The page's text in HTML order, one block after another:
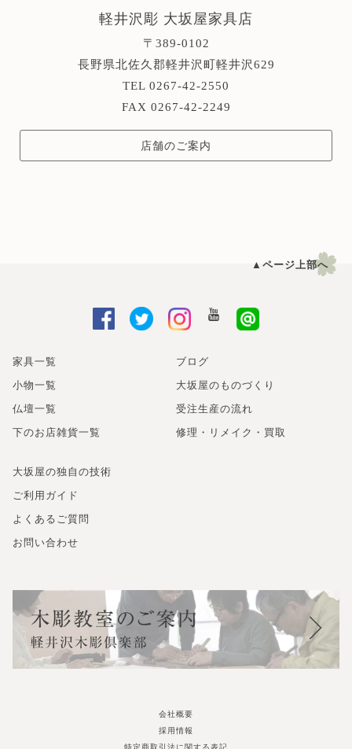
軽井沢彫 大坂屋家具店
〒389-0102
長野県北佐久郡軽井沢町軽井沢629
TEL 0267-42-2550
FAX 0267-42-2249
店舗のご案内
家具一覧
小物一覧
仏壇一覧
下のお店雑貨一覧
ブログ
大坂屋のものづくり
受注生産の流れ
修理・リメイク・買取
大坂屋の独自の技術
ご利用ガイド
よくあるご質問
お問い合わせ
会社概要
採用情報
▲ページ上部へ